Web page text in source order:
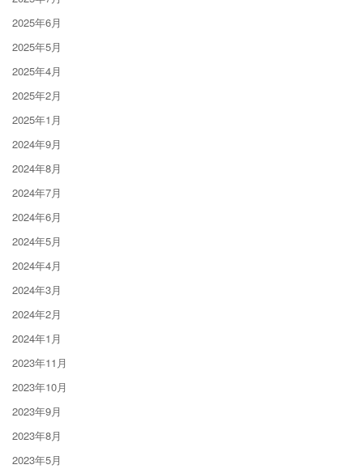
2025年6月
2025年5月
2025年4月
2025年2月
2025年1月
2024年9月
2024年8月
2024年7月
2024年6月
2024年5月
2024年4月
2024年3月
2024年2月
2024年1月
2023年11月
2023年10月
2023年9月
2023年8月
2023年5月